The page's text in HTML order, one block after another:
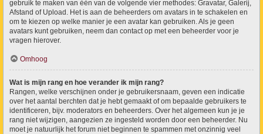
gebruik te maken van één van de volgende vier methodes: Gravatar, Galerij,
Afstand of Upload. Het is aan de beheerders om avatars in te schakelen en
om te kiezen op welke manier je een avatar kan gebruiken. Als je geen
avatars kunt gebruiken, neem dan contact op met een beheerder voor je
vragen hierover.
Omhoog
Wat is mijn rang en hoe verander ik mijn rang?
Rangen, welke verschijnen onder je gebruikersnaam, geven een indicatie
over het aantal berchten dat je hebt gemaakt of om bepaalde gebruikers te
identificeren, bijv. moderators en beheerders. Over het algemeen kun je je
rang niet wijzigen, aangezien ze ingesteld worden door een beheerder. Nu
moet je natuurlijk het forum niet beginnen te spammen met onzinnig veel